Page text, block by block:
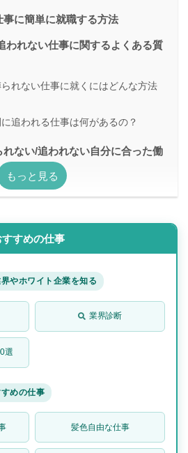
に簡単に就職する方法
われない仕事に関するよくある質
れない仕事に就くにはどんな方法
追われる仕事は何があるの？
れない/追われない自分に合った働
すめの仕事
やホワイト企業を知る
業界診断
選
めの仕事
髪色自由な仕事